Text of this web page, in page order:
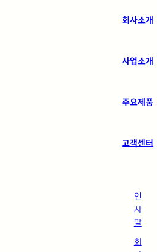
회사소개
사업소개
주요제품
고객센터
인
사
말
회